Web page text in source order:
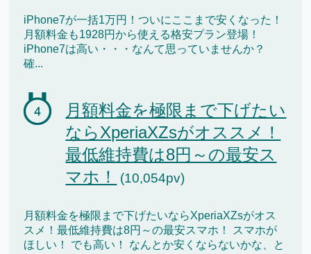
iPhone7が一括1万円！ついにここまで安くなった！
月額料金も1928円から使える格安プラン登場！
iPhone7は高い・・・なんて思っていませんか？
確...
月額料金を極限まで下げたい
ならXperiaXZsがオススメ！
最低維持費は8円～の最安ス
マホ！
(10,054pv)
月額料金を極限まで下げたいならXperiaXZsがオス
スメ！最低維持費は8円～の最安スマホ！ スマホが
ほしい！ でも高い！ なんとか安くならないかな、と